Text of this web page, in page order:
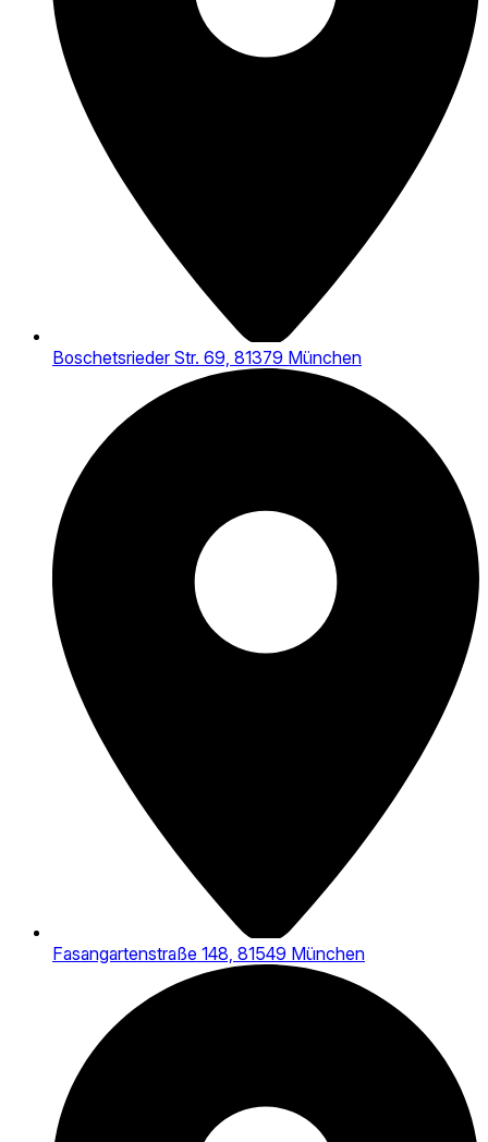
Boschetsrieder Str. 69, 81379 München
Fasangartenstraße 148, 81549 München